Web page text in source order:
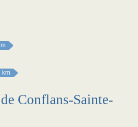
km
Conflans-Sainte-